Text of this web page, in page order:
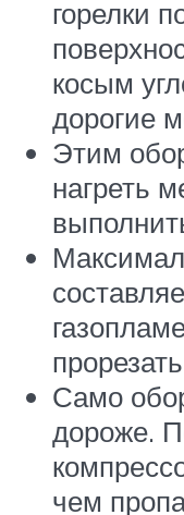
горелки
косым
дорогие
Этим
нагреть
Само
дороже.
чем